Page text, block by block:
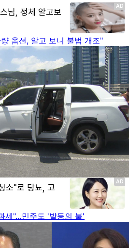
옵션, 알고 보니 불법 개조"
세"…민주도 '발등의 불'